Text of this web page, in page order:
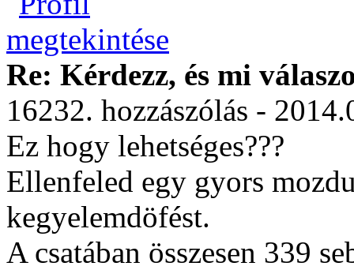
Re: Kérdezz, és mi
16232. hozzászólás -
Ez hogy lehetséges???
Ellenfeled egy gyors
kegyelemdöfést.
A csatában összesen 339